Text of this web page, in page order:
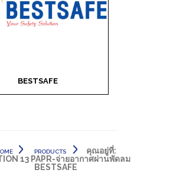
BESTSAFE
PRODUCTS
คุณอยู่ที่:
13 PAPR-จ่ายอากาศผ่านพัดลม
BESTSAFE